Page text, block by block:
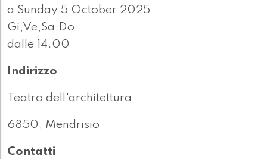
a Sunday 5 October 2025
Gi,Ve,Sa,Do
dalle 14.00
Indirizzo
Teatro dell'architettura
6850, Mendrisio
Contatti